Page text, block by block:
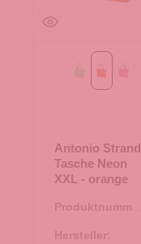
grünorangepink
Antonio Strand
Tasche Neon
XXL - orange
Produktnummer:
Hersteller: